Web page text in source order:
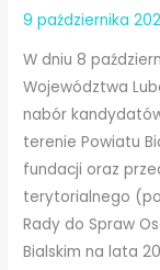
9 października
W dniu 8
Województwa
nabór
terenie Powiatu
fundacji oraz
terytorialnego
Rady do Spraw
Bialskim na lata